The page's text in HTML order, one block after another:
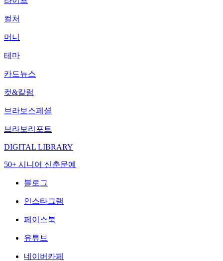
컬처
머니
테마
카드뉴스
컷&칼럼
브라보스페셜
브라보리포트
DIGITAL LIBRARY
50+ 시니어 신춘문예
블로그
인스타그램
페이스북
유튜브
네이버카페